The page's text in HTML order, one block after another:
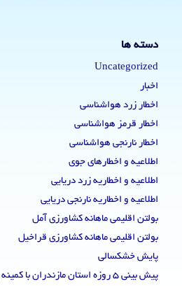
دسته ها
Uncategorized
اخبار
اخطار زرد هواشناسی
اخطار قرمز هواشناسی
اخطار نارنجی هواشناسی
اطلاعیه و اخطارهای جوی
اطلاعیه و اخطاریه زرد دریایی
اطلاعیه و اخطاریه نارنجی دریایی
بولتن اقلیمی ماهانه کشاورزی آمل
بولتن اقلیمی ماهانه کشاورزی قراخیل
پایش خشکسالی
پیش بینی 5 روزه استان مازندران با کمینه و بیشینه دما